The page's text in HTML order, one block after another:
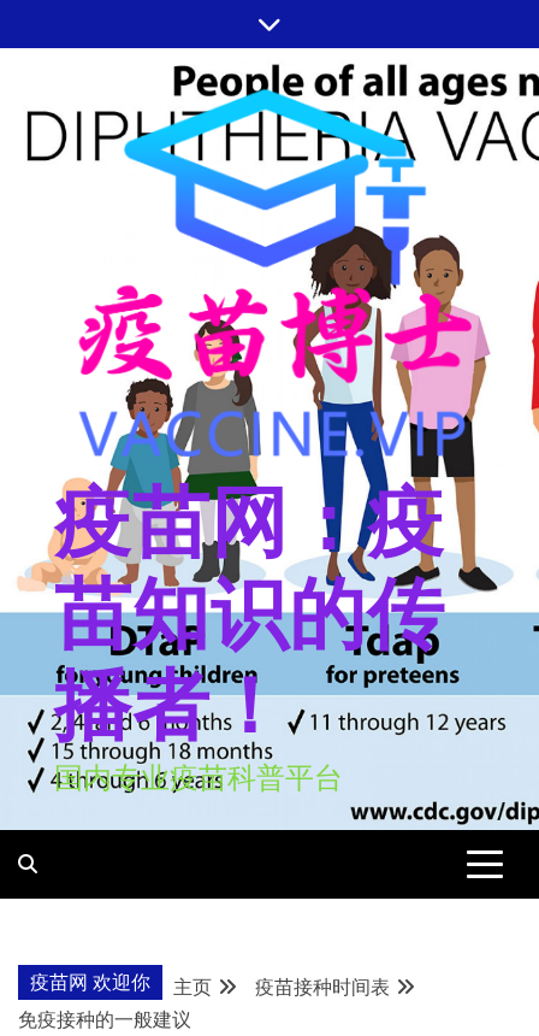
至
疫苗网：疫
苗知识的传
播者！
国内专业疫苗科普平台
疫苗网 欢迎你 主页
疫苗接种时间表
免疫接种的一般建议